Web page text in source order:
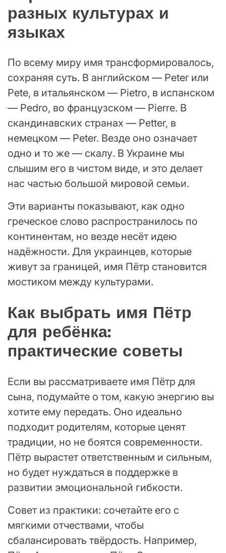
разных культурах и
языках
По всему миру имя трансформировалось,
сохраняя суть. В английском — Peter или
Pete, в итальянском — Pietro, в испанском
— Pedro, во французском — Pierre. В
скандинавских странах — Petter, в
немецком — Peter. Везде оно означает
одно и то же — скалу. В Украине мы
слышим его в чистом виде, и это делает
нас частью большой мировой семьи.
Эти варианты показывают, как одно
греческое слово распространилось по
континентам, но везде несёт идею
надёжности. Для украинцев, которые
живут за границей, имя Пётр становится
мостиком между культурами.
Как выбрать имя Пётр
для ребёнка:
практические советы
Если вы рассматриваете имя Пётр для
сына, подумайте о том, какую энергию вы
хотите ему передать. Оно идеально
подходит родителям, которые ценят
традиции, но не боятся современности.
Пётр вырастет ответственным и сильным,
но будет нуждаться в поддержке в
развитии эмоциональной гибкости.
Совет из практики: сочетайте его с
мягкими отчествами, чтобы
сбалансировать твёрдость. Например,